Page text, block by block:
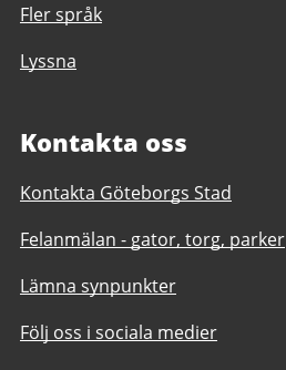
Fler språk
Lyssna
Kontakta oss
Kontakta Göteborgs Stad
Felanmälan - gator, torg, parker
Lämna synpunkter
Följ oss i sociala medier